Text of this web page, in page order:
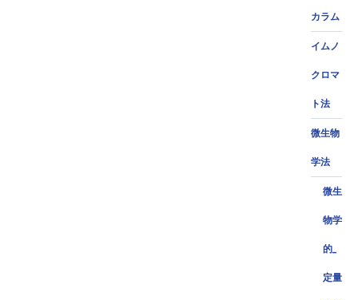
カラム
イムノ
クロマ
ト法
微生物
学法
微生
物学
的_
定量